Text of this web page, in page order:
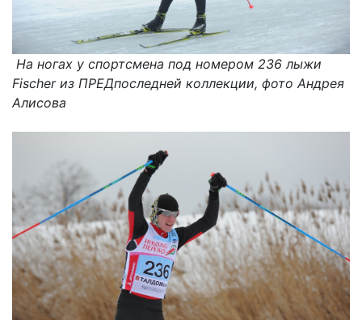
На ногах у спортсмена под номером 236 лыжи
Fischer из ПРЕДпоследней коллекции, фото Андрея
Алисова